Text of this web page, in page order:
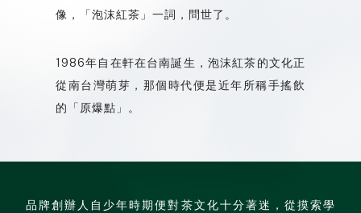
像，「泡沫紅茶」一詞，問世了。
1986年自在軒在台南誕生，泡沫紅茶的文化正
從南台灣萌芽，那個時代便是近年所稱手搖飲
的「原爆點」。
品牌創辦人自少年時期便對茶文化十分著迷，從摸索學